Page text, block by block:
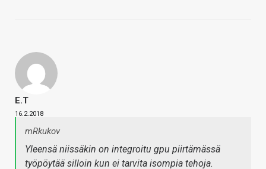
E.T
16.2.2018
mRkukov
Yleensä niissäkin on integroitu gpu piirtämässä
työpöytää silloin kun ei tarvita isompia tehoja.